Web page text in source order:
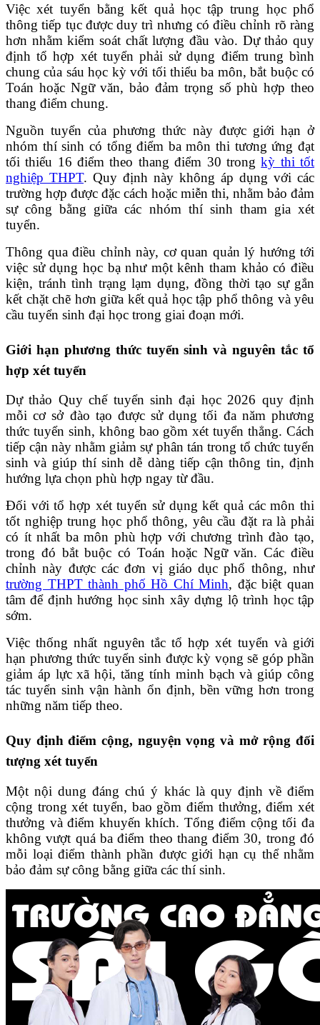
Việc xét tuyển bằng kết quả học tập trung học phổ
thông tiếp tục được duy trì nhưng có điều chỉnh rõ ràng
hơn nhằm kiểm soát chất lượng đầu vào. Dự thảo quy
định tổ hợp xét tuyển phải sử dụng điểm trung bình
chung của sáu học kỳ với tối thiểu ba môn, bắt buộc có
Toán hoặc Ngữ văn, bảo đảm trọng số phù hợp theo
thang điểm chung.
Nguồn tuyển của phương thức này được giới hạn ở
nhóm thí sinh có tổng điểm ba môn thi tương ứng đạt
tối thiểu 16 điểm theo thang điểm 30 trongkỳ thi tốt
nghiệp THPT. Quy định này không áp dụng với các
trường hợp được đặc cách hoặc miễn thi, nhằm bảo đảm
sự công bằng giữa các nhóm thí sinh tham gia xét
tuyển.
Thông qua điều chỉnh này, cơ quan quản lý hướng tới
việc sử dụng học bạ như một kênh tham khảo có điều
kiện, tránh tình trạng lạm dụng, đồng thời tạo sự gắn
kết chặt chẽ hơn giữa kết quả học tập phổ thông và yêu
cầu tuyển sinh đại học trong giai đoạn mới.
Giới hạn phương thức tuyển sinh và nguyên tắc tổ
hợp xét tuyển
Dự thảo Quy chế tuyển sinh đại học 2026 quy định
mỗi cơ sở đào tạo được sử dụng tối đa năm phương
thức tuyển sinh, không bao gồm xét tuyển thẳng. Cách
tiếp cận này nhằm giảm sự phân tán trong tổ chức tuyển
sinh và giúp thí sinh dễ dàng tiếp cận thông tin, định
hướng lựa chọn phù hợp ngay từ đầu.
Đối với tổ hợp xét tuyển sử dụng kết quả các môn thi
tốt nghiệp trung học phổ thông, yêu cầu đặt ra là phải
có ít nhất ba môn phù hợp với chương trình đào tạo,
trong đó bắt buộc có Toán hoặc Ngữ văn. Các điều
chỉnh này được các đơn vị giáo dục phổ thông, như
trường THPT thành phố Hồ Chí Minh, đặc biệt quan
tâm để định hướng học sinh xây dựng lộ trình học tập
sớm.
Việc thống nhất nguyên tắc tổ hợp xét tuyển và giới
hạn phương thức tuyển sinh được kỳ vọng sẽ góp phần
giảm áp lực xã hội, tăng tính minh bạch và giúp công
tác tuyển sinh vận hành ổn định, bền vững hơn trong
những năm tiếp theo.
Quy định điểm cộng, nguyện vọng và mở rộng đối
tượng xét tuyển
Một nội dung đáng chú ý khác là quy định về điểm
cộng trong xét tuyển, bao gồm điểm thưởng, điểm xét
thưởng và điểm khuyến khích. Tổng điểm cộng tối đa
không vượt quá ba điểm theo thang điểm 30, trong đó
mỗi loại điểm thành phần được giới hạn cụ thể nhằm
bảo đảm sự công bằng giữa các thí sinh.